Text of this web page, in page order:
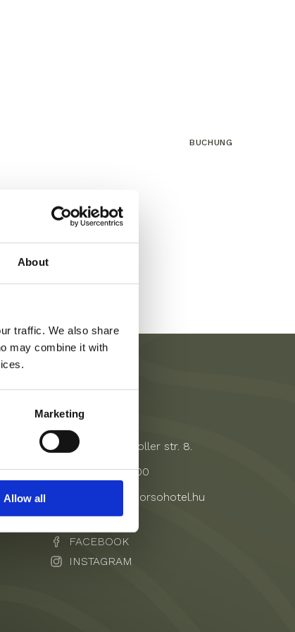
About
traffic. We also share
may combine it with
Marketing
Allow all
BUCHUNG
Kontakt
7626 Pécs, Koller str. 8.
+36 72 421 900
reservation@corsohotel.hu
FACEBOOK
INSTAGRAM